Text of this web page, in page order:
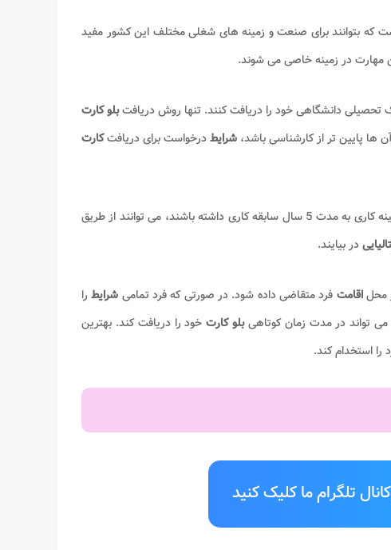
که بتوانند برای صنعت و زمینه های شغلی مختلف این کشور مفید
مهارت در زمینه خاصی می شوند.
تحصیلی دانشگاهی خود را دریافت کنند. تنها روش دریافتبلو کارت
پایین تر از کارشناسی باشد، شرایطدرخواست برای دریافتکارت
پس از دریافت مدرک تحصیلی از دانشگاه معتبر، افرادی که در یک زمینه کاری به مدت 5 سال سابقه کاری داشته باشند، می توانند از طریق
در بیایند.
محلاقامت فرد متقاضی داده شود. در صورتی که فرد تمامی شرایطرا
تواند در مدت زمان کوتاهیبلو کارتخود را دریافت کند. بهترین
را استخدام کند.
تلگرام ما کلیک کنید